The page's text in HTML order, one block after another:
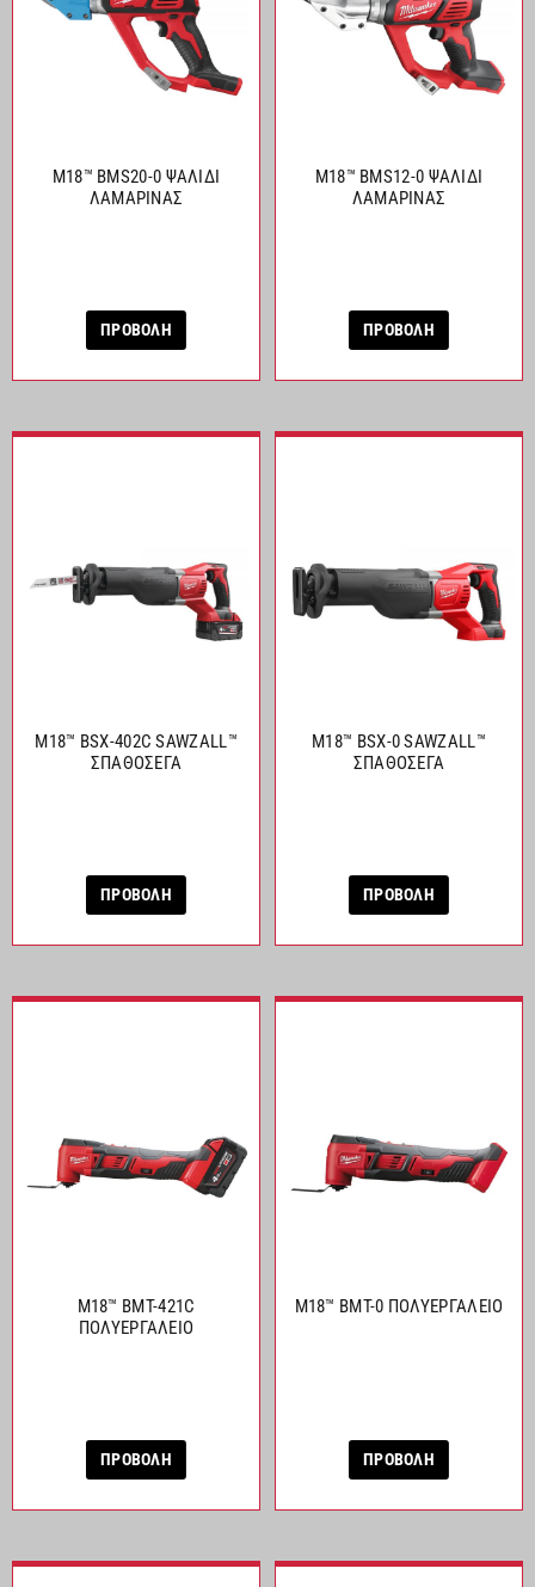
M18™ BMS20-0 ΨΑΛΙΔΙ
ΛΑΜΑΡΙΝΑΣ
ΠΡΟΒΟΛΗ
M18™ BMS12-0 ΨΑΛΙΔΙ
ΛΑΜΑΡΙΝΑΣ
ΠΡΟΒΟΛΗ
M18™ BSX-402C SAWZALL™
ΣΠΑΘΟΣΕΓΑ
ΠΡΟΒΟΛΗ
M18™ BSX-0 SAWZALL™
ΣΠΑΘΟΣΕΓΑ
ΠΡΟΒΟΛΗ
M18™ BMT-421C
ΠΟΛΥΕΡΓΑΛΕΙΟ
ΠΡΟΒΟΛΗ
M18™ BMT-0 ΠΟΛΥΕΡΓΑΛΕΙΟ
ΠΡΟΒΟΛΗ